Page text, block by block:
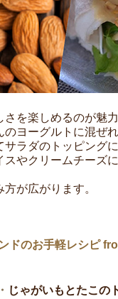
を楽しめるのが魅力
ヨーグルトに混ぜ
ラダのトッピング
やクリームチーズ
が広がります。
ドのお手軽レシピ
・ じゃがいもとたこの